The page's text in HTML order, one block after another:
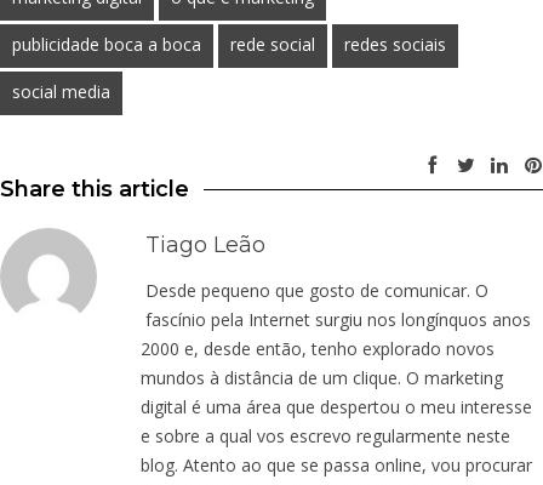
publicidade boca a boca rede social redes sociais
social media
Share this article
Tiago Leão
Desde pequeno que gosto de comunicar. O
fascínio pela Internet surgiu nos longínquos anos
2000 e, desde então, tenho explorado novos
mundos à distância de um clique. O marketing
digital é uma área que despertou o meu interesse
e sobre a qual vos escrevo regularmente neste
blog. Atento ao que se passa online, vou procurar